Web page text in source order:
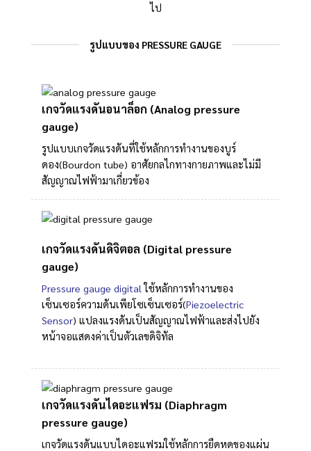
ไป
รูปแบบของ PRESSURE GAUGE
เกจวัดแรงดันอนาล็อก (Analog pressure
gauge)
รูปแบบเกจวัดแรงดันที่ใช้หลักการทำงานของบูร์
ดอง(Bourdon tube) อาศัยกลไกทางกายภาพและไม่มี
สัญญาณไฟฟ้ามาเกี่ยวข้อง
เกจวัดแรงดันดิจิตอล (Digital pressure
gauge)
Pressure gauge digital ใช้หลักการทำงานของ
เซ็นเซอร์ความดันเพียโซเซ็นเซอร์(Piezoelectric
Sensor) แปลงแรงดันเป็นสัญญาณไฟฟ้าและส่งไปยัง
หน้าจอแสดงค่าเป็นตัวเลขดิจิทัล
เกจวัดแรงดันไดอะแฟรม (Diaphragm
pressure gauge)
เกจวัดแรงดันแบบไดอะแฟรมใช้หลักการยืดหดของแผ่น